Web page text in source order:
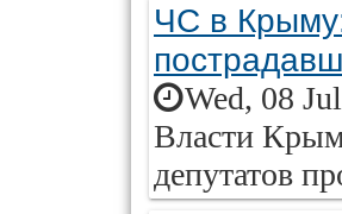
ЧС в
Wed, 08
Власти
депутатов